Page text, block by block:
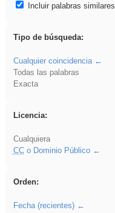
Incluir palabras similares
Tipo de búsqueda:
Cualquier coincidencia
Todas las palabras
Exacta
Licencia:
Cualquiera
CCo Dominio Público
Orden:
Fecha (recientes)